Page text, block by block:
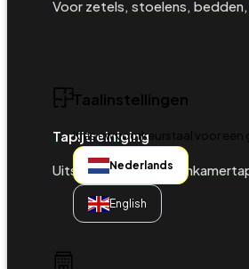
Voor zetels, stoelens, bedden,
Tapijtreiniging
Uitstekend voor
Taalinstellingen
Kies uw voorkeurstaal voor
Nederlands
English